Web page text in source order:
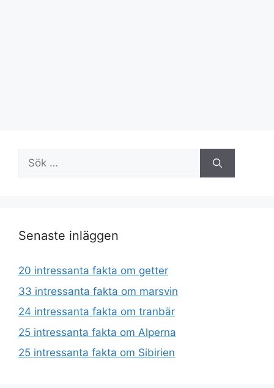
Sök
efter:
Senaste inläggen
20 intressanta fakta om getter
33 intressanta fakta om marsvin
24 intressanta fakta om tranbär
25 intressanta fakta om Alperna
25 intressanta fakta om Sibirien